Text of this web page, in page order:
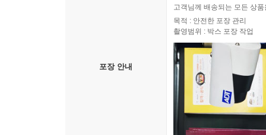
포장 안내
고객님께 배송되는 모든 상
목적 : 안전한 포장 관리
촬영범위 : 박스 포장 작업